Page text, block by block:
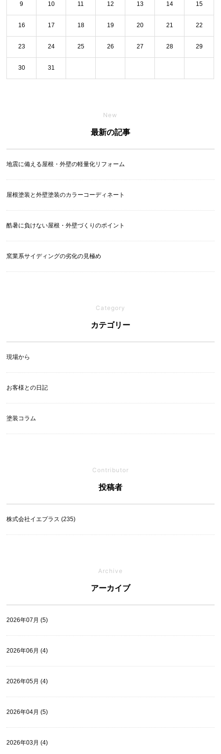
9 10 11 12 13 14 15
16 17 18 19 20 21 22
23 24 25 26 27 28 29
30 31
New
最新の記事
地震に備える屋根・外壁の軽量化リフォーム
屋根塗装と外壁塗装のカラーコーディネート
酷暑に負けない屋根・外壁づくりのポイント
窯業系サイディングの劣化の見極め
Category
カテゴリー
現場から
お客様との日記
塗装コラム
Contributor
投稿者
株式会社イエプラス (235)
Archive
アーカイブ
2026年07月 (5)
2026年06月 (4)
2026年05月 (4)
2026年04月 (5)
2026年03月 (4)